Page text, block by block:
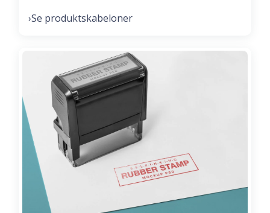
›Se produktskabeloner